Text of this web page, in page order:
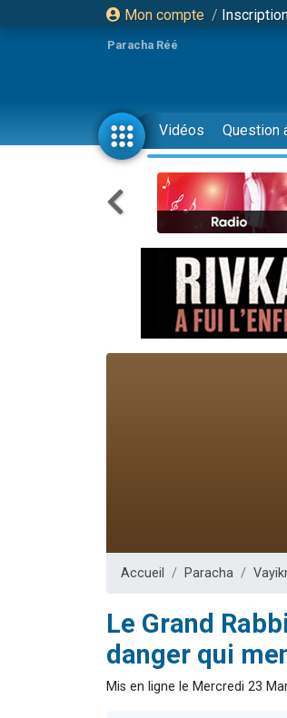
Mon compte /
Paracha Réé
Vidéos Question
Accueil Paracha
Le Grand
danger qui
Mis en ligne le Mercredi 23